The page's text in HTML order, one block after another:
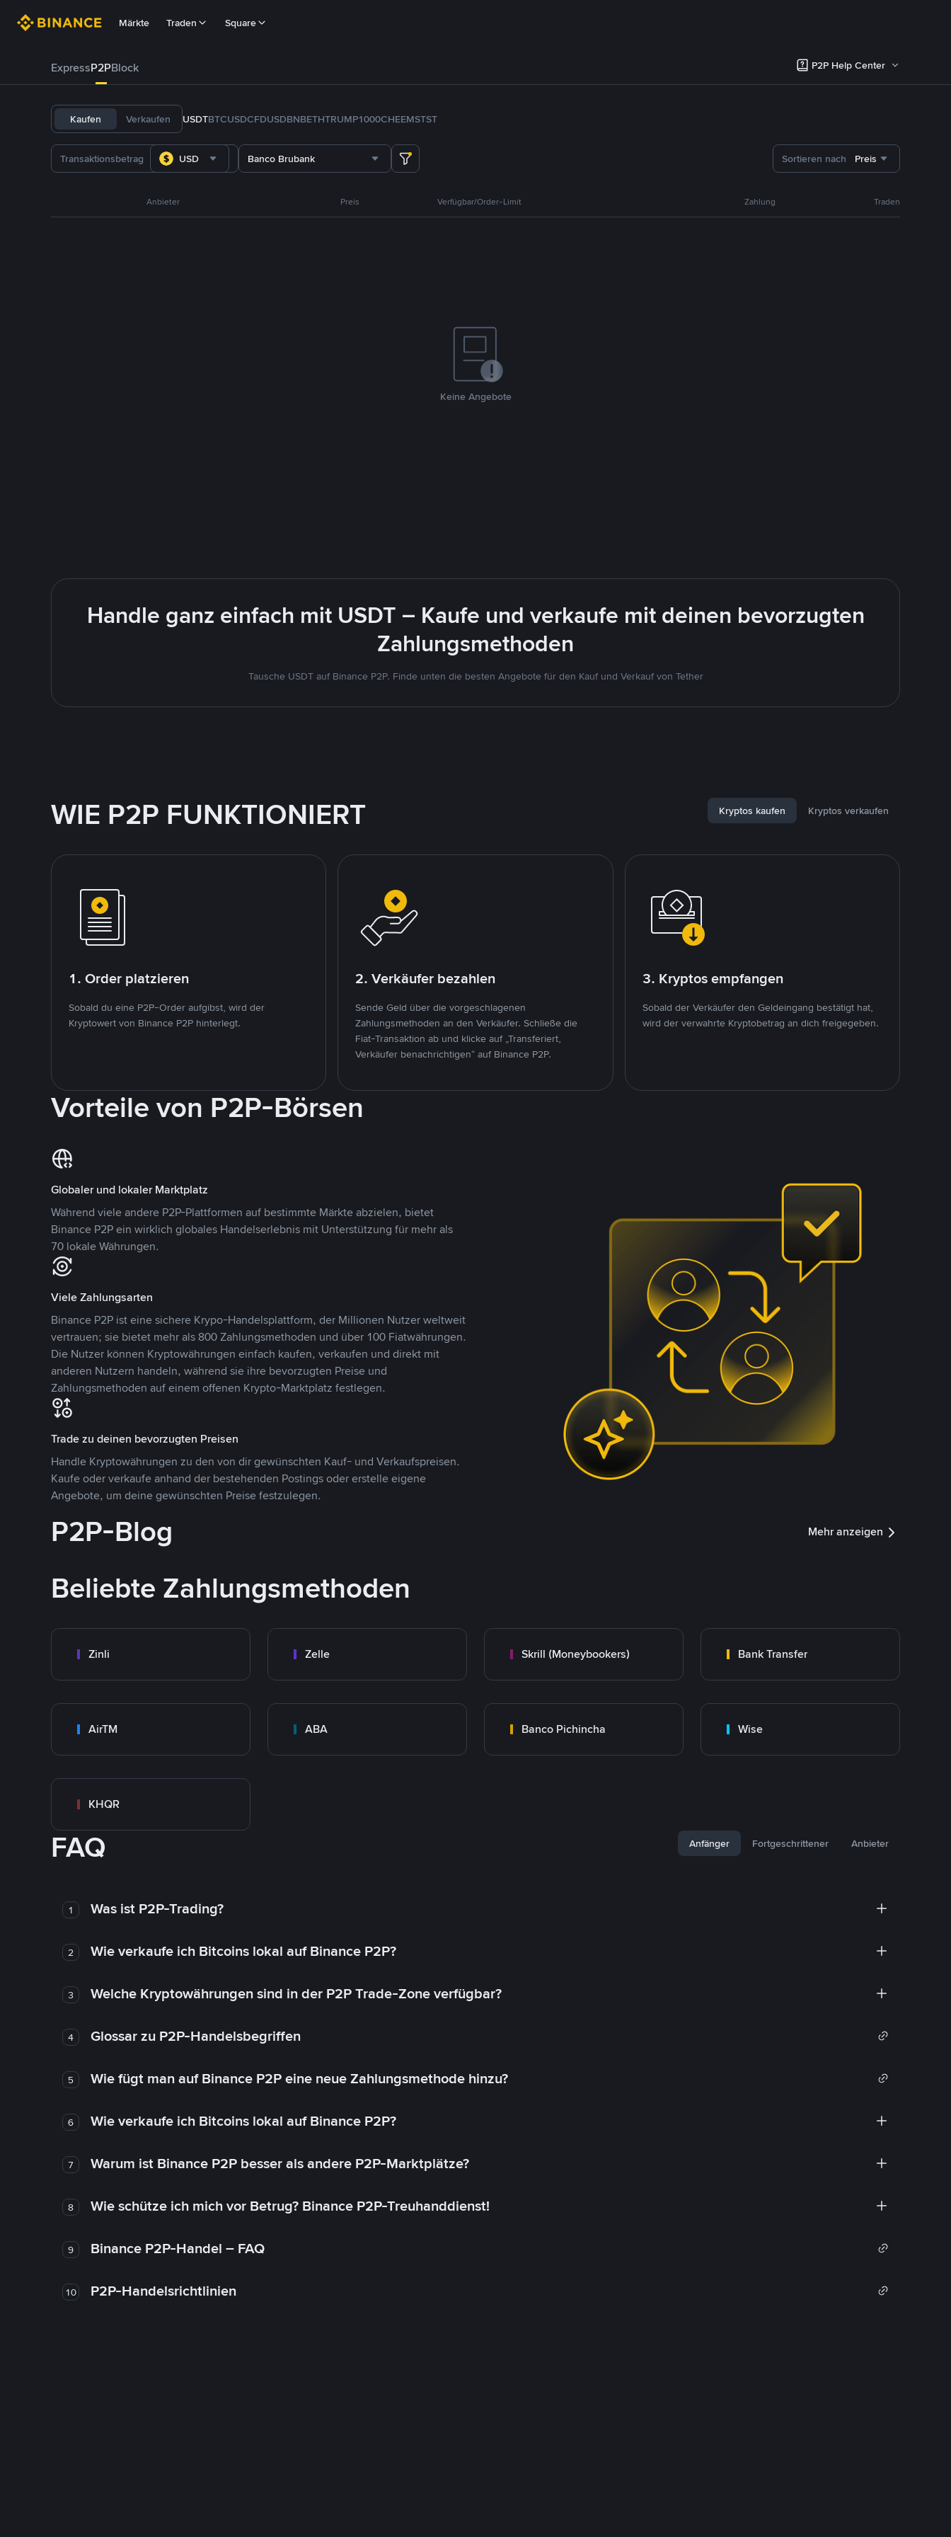
Märkte Traden Square
ExpressP2PBlock P2P Help Center
Kaufen Verkaufen USDTBTCUSDCFDUSDBNBETHTRUMP1000CHEEMSTST
USD Banco Brubank Sortieren nach Preis
Anbieter Preis Verfügbar/Order-Limit Zahlung Traden
Keine Angebote
Handle ganz einfach mit USDT – Kaufe und verkaufe mit deinen bevorzugten
Zahlungsmethoden
Tausche USDT auf Binance P2P. Finde unten die besten Angebote für den Kauf und Verkauf von Tether
WIE P2P FUNKTIONIERT Kryptos kaufen Kryptos verkaufen
1. Order platzieren
Sobald du eine P2P-Order aufgibst, wird der
Kryptowert von Binance P2P hinterlegt.
2. Verkäufer bezahlen
Sende Geld über die vorgeschlagenen
Zahlungsmethoden an den Verkäufer. Schließe die
Fiat-Transaktion ab und klicke auf „Transferiert,
Verkäufer benachrichtigen“ auf Binance P2P.
3. Kryptos empfangen
Sobald der Verkäufer den Geldeingang bestätigt hat,
wird der verwahrte Kryptobetrag an dich freigegeben.
Vorteile von P2P-Börsen
Globaler und lokaler Marktplatz
Während viele andere P2P-Plattformen auf bestimmte Märkte abzielen, bietet
Binance P2P ein wirklich globales Handelserlebnis mit Unterstützung für mehr als
70 lokale Währungen.
Viele Zahlungsarten
Binance P2P ist eine sichere Krypo-Handelsplattform, der Millionen Nutzer weltweit
vertrauen; sie bietet mehr als 800 Zahlungsmethoden und über 100 Fiatwährungen.
Die Nutzer können Kryptowährungen einfach kaufen, verkaufen und direkt mit
anderen Nutzern handeln, während sie ihre bevorzugten Preise und
Zahlungsmethoden auf einem offenen Krypto-Marktplatz festlegen.
Trade zu deinen bevorzugten Preisen
Handle Kryptowährungen zu den von dir gewünschten Kauf- und Verkaufspreisen.
Kaufe oder verkaufe anhand der bestehenden Postings oder erstelle eigene
Angebote, um deine gewünschten Preise festzulegen.
P2P-Blog Mehr anzeigen
Beliebte Zahlungsmethoden
Zinli Zelle Skrill (Moneybookers) Bank Transfer
AirTM ABA Banco Pichincha Wise
KHQR
FAQ Anfänger Fortgeschrittener Anbieter
1 Was ist P2P-Trading?
2 Wie verkaufe ich Bitcoins lokal auf Binance P2P?
3 Welche Kryptowährungen sind in der P2P Trade-Zone verfügbar?
4 Glossar zu P2P-Handelsbegriffen
5 Wie fügt man auf Binance P2P eine neue Zahlungsmethode hinzu?
6 Wie verkaufe ich Bitcoins lokal auf Binance P2P?
7 Warum ist Binance P2P besser als andere P2P-Marktplätze?
8 Wie schütze ich mich vor Betrug? Binance P2P-Treuhanddienst!
9 Binance P2P-Handel – FAQ
10 P2P-Handelsrichtlinien